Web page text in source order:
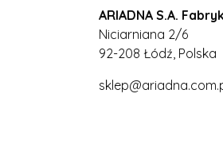
ARIADNA S.A.
Niciarniana 2/6
92-208 Łódź, Polska